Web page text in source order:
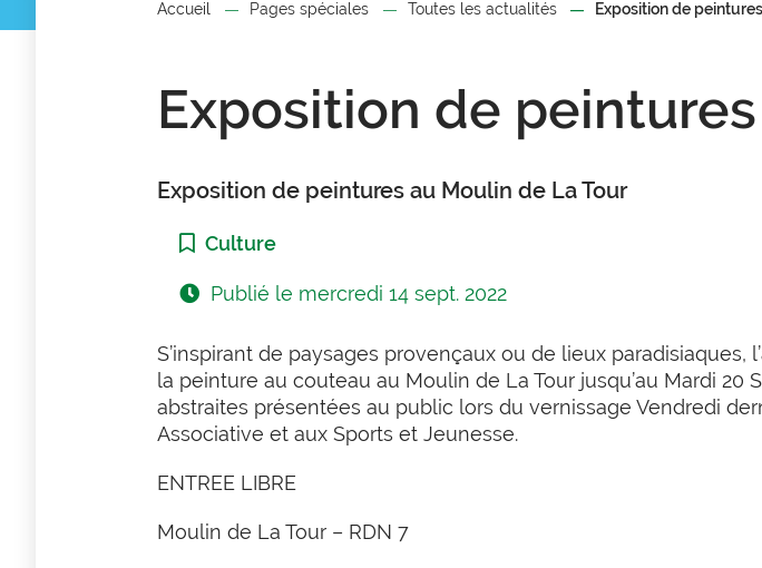
Accueil Pages spéciales Toutes les actualités Exposition de
Exposition de
Exposition de peintures au Moulin de La Tour
Catégorie :
Culture
Publié le mercredi 14 sept. 2022
S’inspirant de paysages provençaux ou de lieux
la peinture au couteau au Moulin de La Tour jusqu’au Mardi
abstraites présentées au public lors du vernissage Vendredi
Associative et aux Sports et Jeunesse.
ENTREE LIBRE
Moulin de La Tour – RDN 7